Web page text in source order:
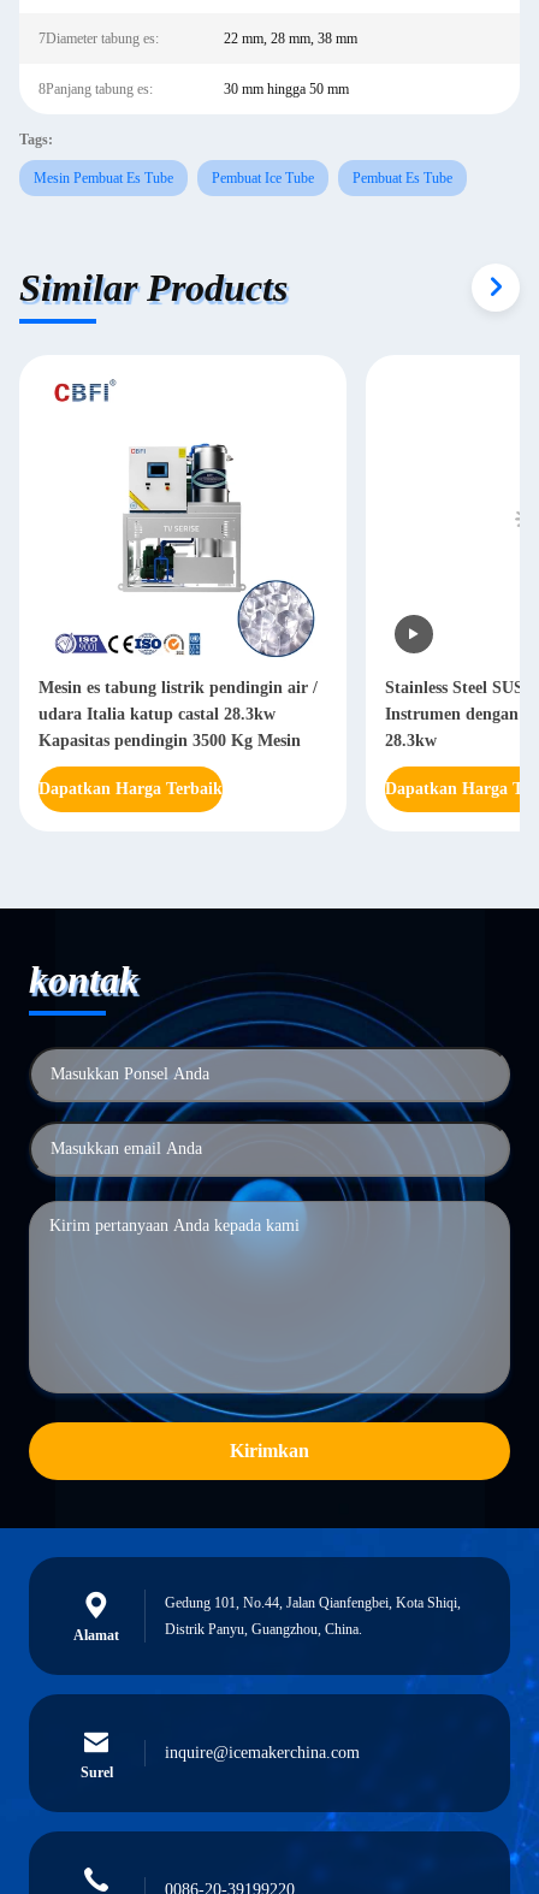
7Diameter tabung es: 22 mm, 28 mm, 38 mm
8Panjang tabung es: 30 mm hingga 50 mm
Tags:
Mesin Pembuat Es Tube Pembuat Ice Tube Pembuat Es Tube
Similar Products
Mesin es tabung listrik pendingin air /
udara Italia katup castal 28.3kw
Kapasitas pendingin 3500 Kg Mesin
Dapatkan Harga Terbaik
Stainless Steel
Instrumen dengan
28.3kw
Dapatkan Harga
kontak
Kirimkan
Alamat
Gedung 101, No.44, Jalan Qianfengbei, Kota Shiqi,
Distrik Panyu, Guangzhou, China.
Surel
inquire@icemakerchina.com
0086-20-39199220